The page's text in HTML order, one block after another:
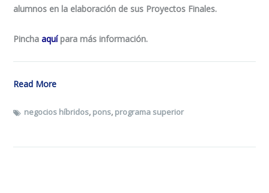
alumnos en la elaboración de sus Proyectos Finales.
Pincha aquí para más información.
Read More
negocios híbridos, pons, programa superior